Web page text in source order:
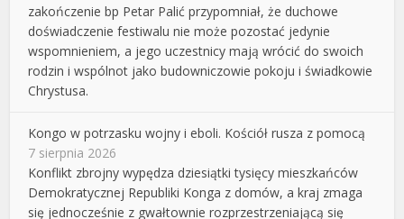
zakończenie bp Petar Palić przypomniał, że duchowe
doświadczenie festiwalu nie może pozostać jedynie
wspomnieniem, a jego uczestnicy mają wrócić do swoich
rodzin i wspólnot jako budowniczowie pokoju i świadkowie
Chrystusa.
Kongo w potrzasku wojny i eboli. Kościół rusza z pomocą
7 sierpnia 2026
Konflikt zbrojny wypędza dziesiątki tysięcy mieszkańców
Demokratycznej Republiki Konga z domów, a kraj zmaga
się jednocześnie z gwałtownie rozprzestrzeniającą się